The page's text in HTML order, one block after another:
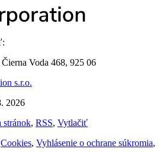
Voda 468, 925 06
s.r.o.
2026
stránok, RSS, Vytlačiť
Cookies, Vyhlásenie o ochrane súkromia,